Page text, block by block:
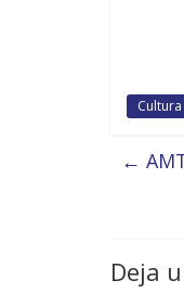
Cultura
←
Deja